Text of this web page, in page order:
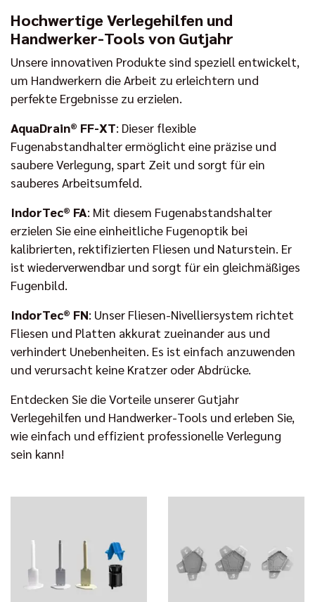
Hochwertige Verlegehilfen und
Handwerker-Tools von Gutjahr
Unsere innovativen Produkte sind speziell entwickelt,
um Handwerkern die Arbeit zu erleichtern und
perfekte Ergebnisse zu erzielen.
AquaDrain® FF-XT: Dieser flexible
Fugenabstandhalter ermöglicht eine präzise und
saubere Verlegung, spart Zeit und sorgt für ein
sauberes Arbeitsumfeld.
IndorTec® FA: Mit diesem Fugenabstandshalter
erzielen Sie eine einheitliche Fugenoptik bei
kalibrierten, rektifizierten Fliesen und Naturstein. Er
ist wiederverwendbar und sorgt für ein gleichmäßiges
Fugenbild.
IndorTec® FN: Unser Fliesen-Nivelliersystem richtet
Fliesen und Platten akkurat zueinander aus und
verhindert Unebenheiten. Es ist einfach anzuwenden
und verursacht keine Kratzer oder Abdrücke.
Entdecken Sie die Vorteile unserer Gutjahr
Verlegehilfen und Handwerker-Tools und erleben Sie,
wie einfach und effizient professionelle Verlegung
sein kann!